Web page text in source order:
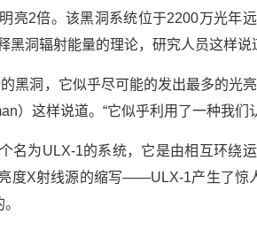
亮2倍。该黑洞系统位于2200万光年
黑洞辐射能量的理论，研究人员这样说
黑洞，它似乎尽可能的发出最多的光
）这样说道。“它似乎利用了一种我们
名为ULX-1的系统，它是由相互环绕
X射线源的缩写——ULX-1产生了惊